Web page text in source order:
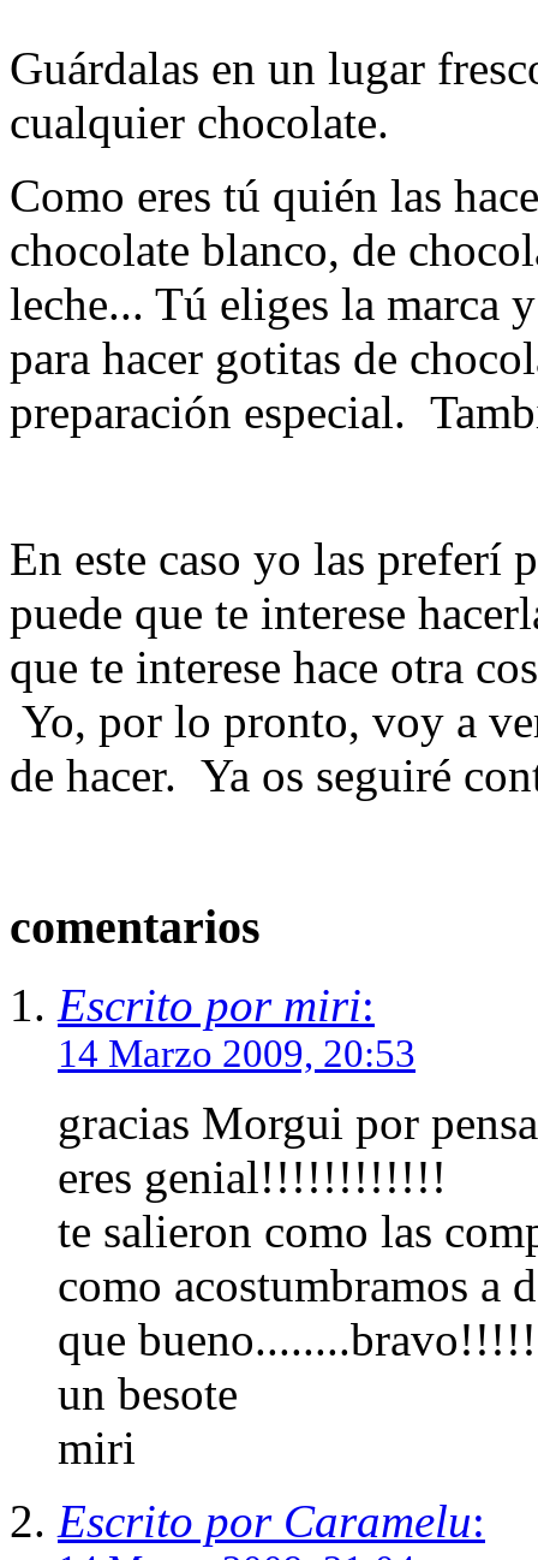
Guárdalas en un lugar
cualquier chocolate.
Como eres tú quién las
chocolate blanco, de
leche... Tú eliges la marca
para hacer gotitas de
preparación especial.
En este caso yo las preferí
puede que te interese
que te interese hace otra
Yo, por lo pronto, voy a
de hacer. Ya os seguiré
comentarios
Escrito por miri:
14 Marzo 2009, 20:53
gracias Morgui por
eres genial!!!!!!!!!!!!
te salieron como las
como acostumbramos a
que
un besote
miri
Escrito por Caramelu: